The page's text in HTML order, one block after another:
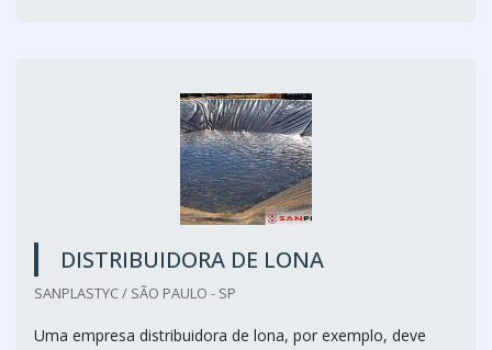
DISTRIBUIDORA DE LONA
SANPLASTYC / SÃO PAULO - SP
Uma empresa distribuidora de lona, por exemplo, deve